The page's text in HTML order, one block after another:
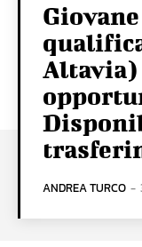
Altavia)
ANDREA TURCO -